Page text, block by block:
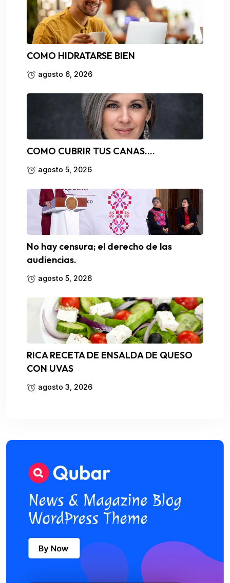
COMO HIDRATARSE BIEN
agosto 6, 2026
COMO CUBRIR TUS CANAS….
agosto 5, 2026
No hay censura; el derecho de las
audiencias.
agosto 5, 2026
RICA RECETA DE ENSALDA DE QUESO
CON UVAS
agosto 3, 2026